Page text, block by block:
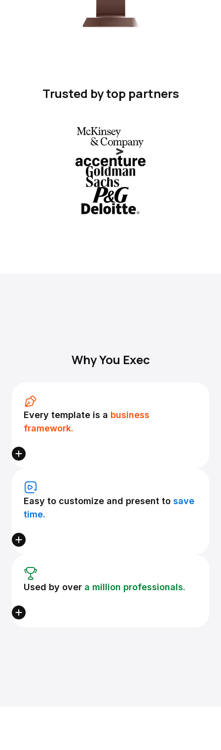
Trusted by top partners
Why You Exec
Every template is a business
framework.
Easy to customize and present to save
time.
Used by over a million professionals.